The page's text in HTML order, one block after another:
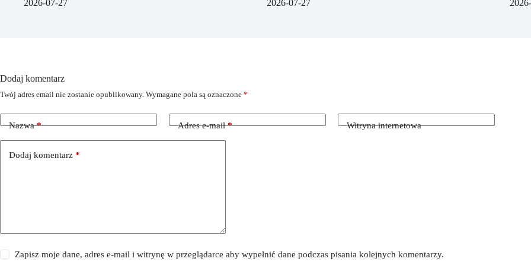
2026-07-27
2026-07-27
Dodaj komentarz
Twój adres email nie zostanie opublikowany. Wymagane pola są oznaczone *
Nazwa* Adres e-mail* Witryna internetowa
Dodaj komentarz *
Zapisz moje dane, adres e-mail i witrynę w przeglądarce aby wypełnić dane podczas pisania kolejnych komentarzy.